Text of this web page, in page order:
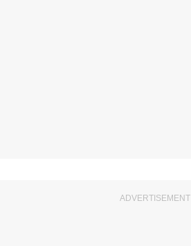
ADVERTISEMENT